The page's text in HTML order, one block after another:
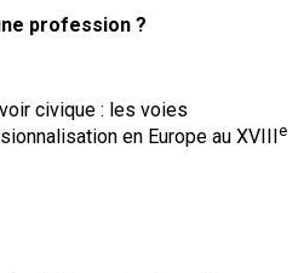
profession ?
civique : les voies
en Europe au XVIII
e